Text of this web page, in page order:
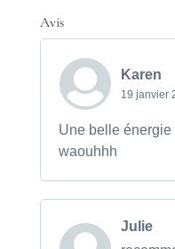
Avis
Karen
19 janvier
Une belle
waouhhh
Julie